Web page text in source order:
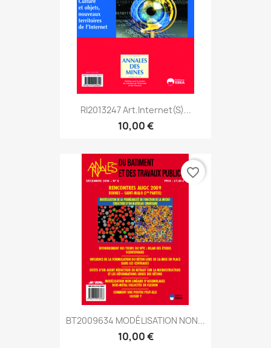
RI2013247 Art.Internet(s)...
10,00 €
BT2009634 MODÉLISATION NON...
10,00 €
favorite_border